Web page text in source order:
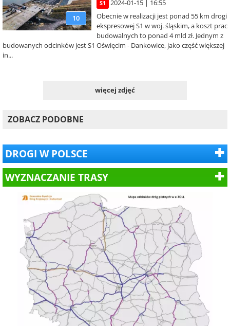
10
S1
2024-01-15 | 16:55
Obecnie w realizacji jest ponad 55 km drogi
ekspresowej S1 w woj. śląskim, a koszt prac
budowalnych to ponad 4 mld zł. Jednym z
budowanych odcinków jest S1 Oświęcim - Dankowice, jako część większej
in...
więcej zdjęć
ZOBACZ PODOBNE
DROGI W POLSCE
WYZNACZANIE TRASY